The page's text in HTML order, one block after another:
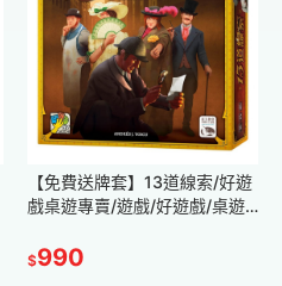
【免費送牌套】13道線索/好遊
戲桌遊專賣/遊戲/好遊戲/桌遊/
不用等/偵探/推理/邏輯
$990